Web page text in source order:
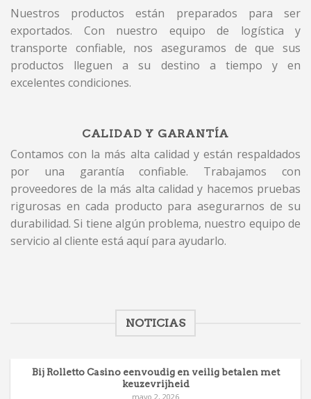
Nuestros productos están preparados para ser
exportados. Con nuestro equipo de logística y
transporte confiable, nos aseguramos de que sus
productos lleguen a su destino a tiempo y en
excelentes condiciones.
CALIDAD Y GARANTÍA
Contamos con la más alta calidad y están respaldados
por una garantía confiable. Trabajamos con
proveedores de la más alta calidad y hacemos pruebas
rigurosas en cada producto para asegurarnos de su
durabilidad. Si tiene algún problema, nuestro equipo de
servicio al cliente está aquí para ayudarlo.
NOTICIAS
Bij Rolletto Casino eenvoudig en veilig betalen met
keuzevrijheid
mayo 2, 2026